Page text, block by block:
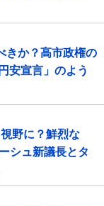
きか？高市政権の
安宣言」のよう
野に？鮮烈な
シュ新議長とタ